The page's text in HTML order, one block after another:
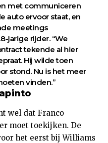
met communiceren
auto ervoor staat, en
meetings
jarige rijder. “We
tekende al hier
Hij wilde toen
stond. Nu is het meer
vinden.”
wel dat Franco
moet toekijken. De
het eerst bij Williams